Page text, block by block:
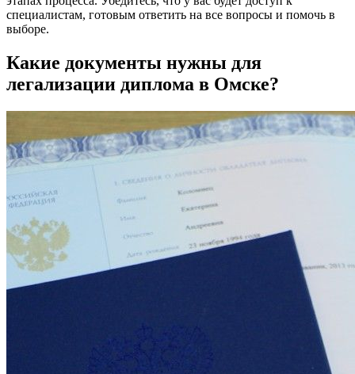
специалистам, готовым ответить на все вопросы и помочь в
выборе.
Какие документы нужны для
легализации диплома в Омске?